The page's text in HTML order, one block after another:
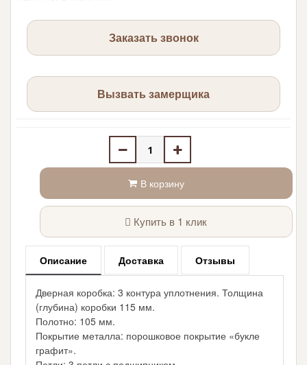
Заказать звонок
Вызвать замерщика
В корзину
Купить в 1 клик
Описание Доставка Отзывы
Дверная коробка: 3 контура уплотнения. Толщина
(глубина) коробки 115 мм.
Полотно: 105 мм.
Покрытие металла: порошковое покрытие «букле
графит».